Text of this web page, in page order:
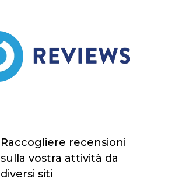
Raccogliere recensioni
sulla vostra attività da
diversi siti